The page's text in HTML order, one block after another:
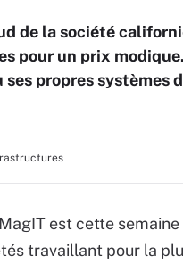
de la société
pour un prix
propres systèmes
est cette
travaillant pour la